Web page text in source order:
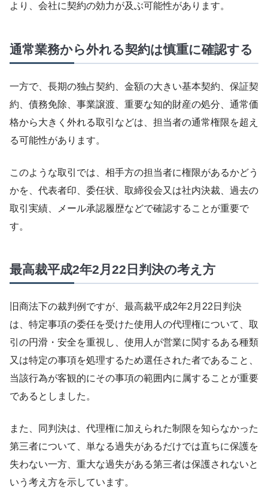
より、会社に契約の効力が及ぶ可能性があります。
通常業務から外れる契約は慎重に確認する
一方で、長期の独占契約、金額の大きい基本契約、保証契
約、債務免除、事業譲渡、重要な知的財産の処分、通常価
格から大きく外れる取引などは、担当者の通常権限を超え
る可能性があります。
このような取引では、相手方の担当者に権限があるかどう
かを、代表者印、委任状、取締役会又は社内決裁、過去の
取引実績、メール承認履歴などで確認することが重要で
す。
最高裁平成2年2月22日判決の考え方
旧商法下の裁判例ですが、最高裁平成2年2月22日判決
は、特定事項の委任を受けた使用人の代理権について、取
引の円滑・安全を重視し、使用人が営業に関するある種類
又は特定の事項を処理するため選任された者であること、
当該行為が客観的にその事項の範囲内に属することが重要
であるとしました。
また、同判決は、代理権に加えられた制限を知らなかった
第三者について、単なる過失があるだけでは直ちに保護を
失わない一方、重大な過失がある第三者は保護されないと
いう考え方を示しています。